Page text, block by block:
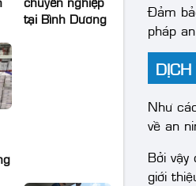
Đảm
pháp
Như
về an
Bởi
giới